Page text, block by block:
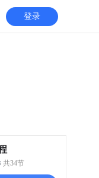
登录
共34节